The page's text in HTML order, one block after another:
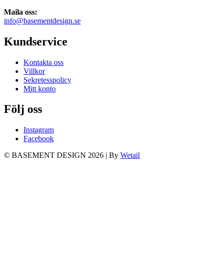
Maila oss:
info@basementdesign.se
Kundservice
Kontakta oss
Villkor
Sekretesspolicy
Mitt konto
Följ oss
Instagram
Facebook
© BASEMENT DESIGN 2026 | By Wetail